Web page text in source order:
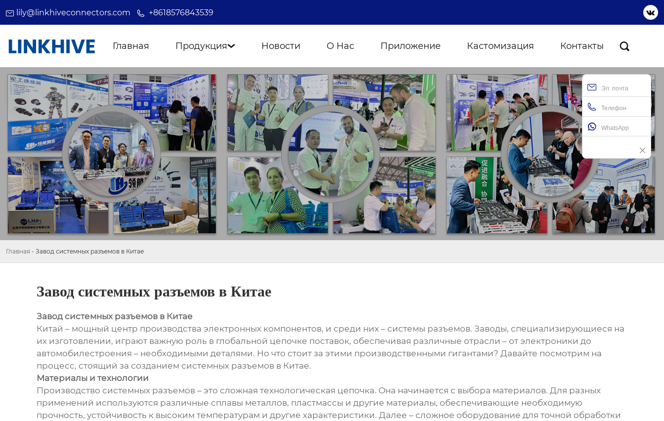
lily@linkhiveconnectors.com +8618576843539 
Главная Продукция Новости О Нас Приложение Кастомизация Контакты 
Главная - Завод системных разъемов в Китае
Завод системных разъемов в Китае
Завод системных разъемов в Китае
Китай – мощный центр производства электронных компонентов, и среди них – системы разъемов. Заводы, специализирующиеся на
их изготовлении, играют важную роль в глобальной цепочке поставок, обеспечивая различные отрасли – от электроники до
автомобилестроения – необходимыми деталями. Но что стоит за этими производственными гигантами? Давайте посмотрим на
процесс, стоящий за созданием системных разъемов в Китае.
Материалы и технологии
Производство системных разъемов – это сложная технологическая цепочка. Она начинается с выбора материалов. Для разных
применений используются различные сплавы металлов, пластмассы и другие материалы, обеспечивающие необходимую
прочность, устойчивость к высоким температурам и другие характеристики. Далее – сложное оборудование для точной обработки
Эл. почта
Телефон
WhatsApp